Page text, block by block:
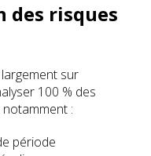
des risques
sur
100 % des
:
période